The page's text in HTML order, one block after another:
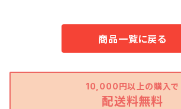
商品一覧に戻る
10,000円以上の購入で
配送料無料